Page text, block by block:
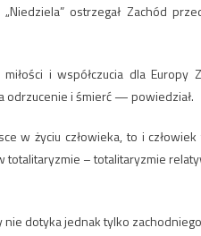
ostrzegał Zachód
i współczucia dla
odrzucenie i śmierć — powiedział.
w życiu człowieka, to i
totalitaryzmie – totalitaryzmie
dotyka jednak tylko